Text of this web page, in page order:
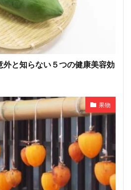
外と知らない５つの健康美容効
果物